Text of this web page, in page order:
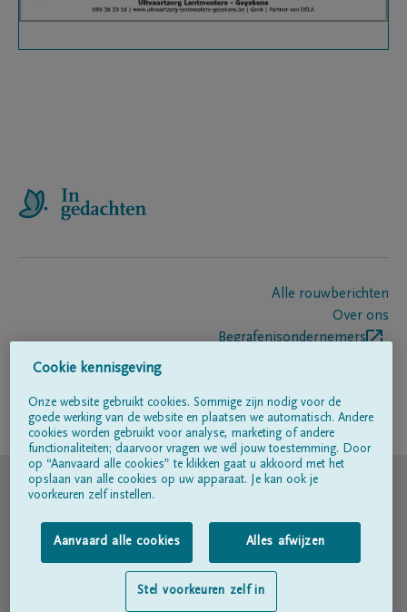
Alle rouwberichten
Over ons
Begrafenisondernemers
Volg ons op
© DELA
Gebruiksvoorwaarden
Privacyverklaring
Toegankelijkheidsverklaring
Cookie kennisgeving
Onze website gebruikt cookies. Sommige zijn nodig voor de
goede werking van de website en plaatsen we automatisch. Andere
cookies worden gebruikt voor analyse, marketing of andere
functionaliteiten; daarvoor vragen we wél jouw toestemming. Door
op “Aanvaard alle cookies” te klikken gaat u akkoord met het
opslaan van alle cookies op uw apparaat. Je kan ook je
voorkeuren zelf instellen.
Aanvaard alle cookies Alles afwijzen
Stel voorkeuren zelf in